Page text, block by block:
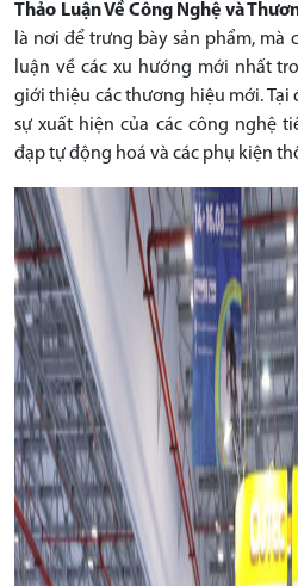
Thảo Luận Về Công Nghệ và
là nơi để trưng bày sản phẩm, mà
luận về các xu hướng mới nhất
giới thiệu các thương hiệu mới. Tại
sự xuất hiện của các công nghệ
đạp tự động hoá và các phụ kiện